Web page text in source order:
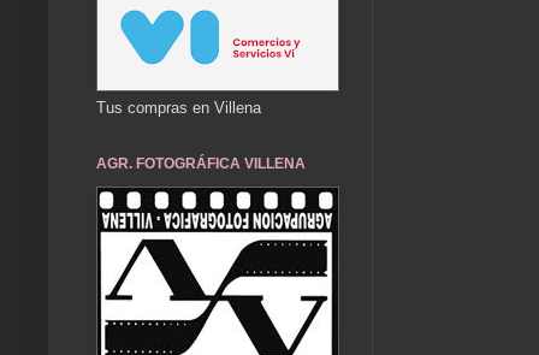
Tus compras en Villena
AGR. FOTOGRÁFICA VILLENA